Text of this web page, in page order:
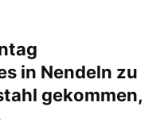
in Nendeln zu
gekommen,